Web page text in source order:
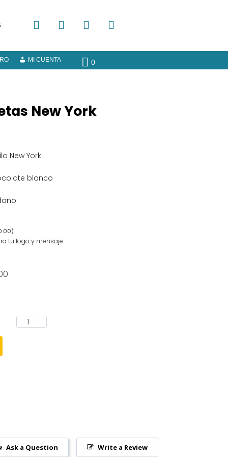
MI CUENTA 0
New York
New York:
blanco
)
tu logo y mensaje
Write a Review
Ask a Question